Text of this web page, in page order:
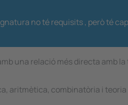
no té requisits , però té
una relació més directa amb
aritmètica, combinatòria i